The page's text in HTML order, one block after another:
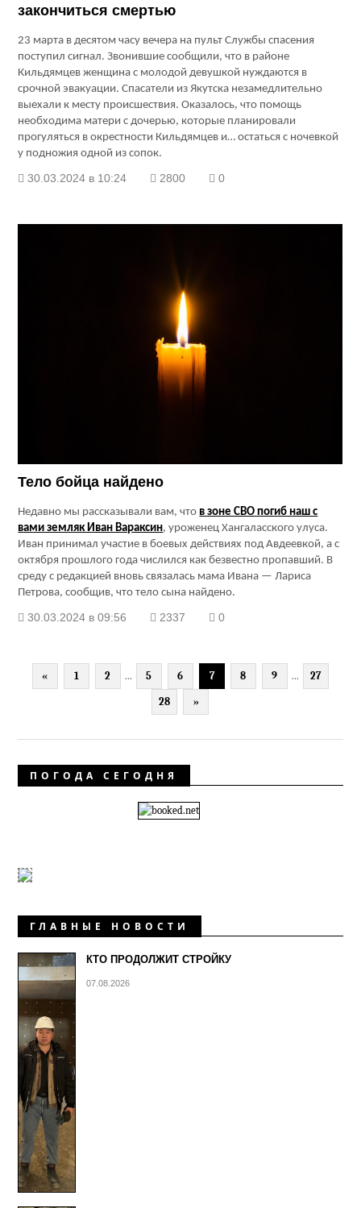
закончиться смертью
23 марта в десятом часу вечера на пульт Службы спасения
поступил сигнал. Звонившие сообщили, что в районе
Кильдямцев женщина с молодой девушкой нуждаются в
срочной эвакуации. Спасатели из Якутска незамедлительно
выехали к месту происшествия. Оказалось, что помощь
необходима матери с дочерью, которые планировали
прогуляться в окрестности Кильдямцев и… остаться с ночевкой
у подножия одной из сопок.
30.03.2024 в 10:24 2800 0
Тело бойца найдено
Недавно мы рассказывали вам, что в зоне СВО погиб наш с
вами земляк Иван Вараксин, уроженец Хангаласского улуса.
Иван принимал участие в боевых действиях под Авдеевкой, а с
октября прошлого года числился как безвестно пропавший. В
среду с редакцией вновь связалась мама Ивана — Лариса
Петрова, сообщив, что тело сына найдено.
30.03.2024 в 09:56 2337 0
« 1 2 ... 5 6 7 8 9 ... 27
28 »
ПОГОДА СЕГОДНЯ
ГЛАВНЫЕ НОВОСТИ
КТО ПРОДОЛЖИТ СТРОЙКУ
07.08.2026